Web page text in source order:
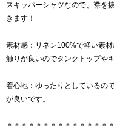
スキッパーシャツなので、襟を
きます！
素材感：リネン100%で軽い素
触りが良いのでタンクトップや
着心地：ゆったりとしているの
が良いです。
＊＊＊＊＊＊＊＊＊＊＊＊＊＊